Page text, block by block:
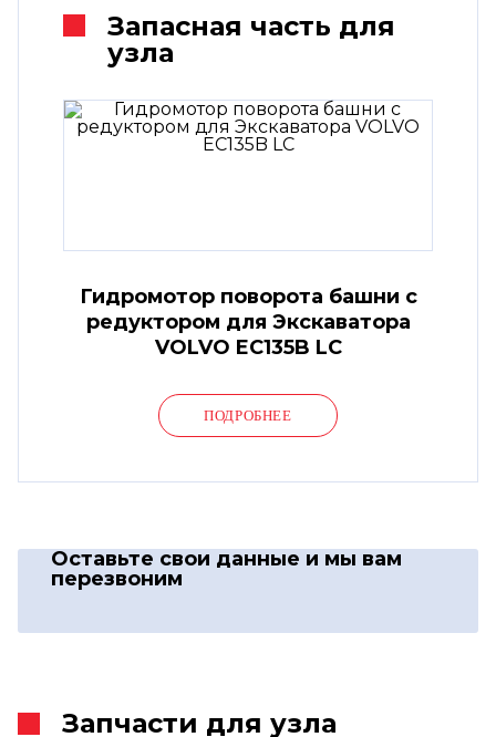
Запасная часть для
узла
Гидромотор поворота башни с
редуктором для Экскаватора
VOLVO EC135B LC
ПОДРОБНЕЕ
Оставьте свои данные и мы вам
перезвоним
Запчасти для узла